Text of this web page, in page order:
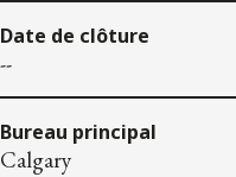
Date de clôture
--
Bureau principal
Calgary